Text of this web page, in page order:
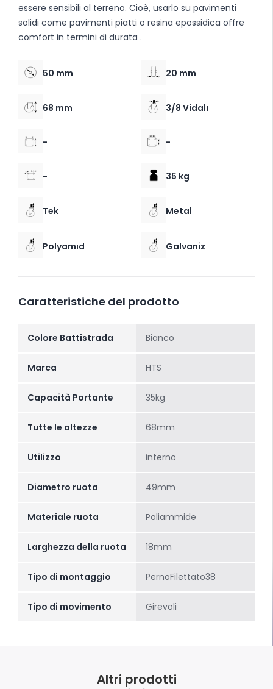
essere sensibili al terreno. Cioè, usarlo su pavimenti
solidi come pavimenti piatti o resina epossidica offre
comfort in termini di durata .
50 mm 20 mm
68 mm 3/8 Vidalı
- -
- 35 kg
Tek Metal
Polyamıd Galvaniz
Caratteristiche del prodotto
Colore Battistrada Bianco
Marca HTS
Capacità Portante 35kg
Tutte le altezze 68mm
Utilizzo interno
Diametro ruota 49mm
Materiale ruota Poliammide
Larghezza della ruota 18mm
Tipo di montaggio PernoFilettato38
Tipo di movimento Girevoli
Altri prodotti